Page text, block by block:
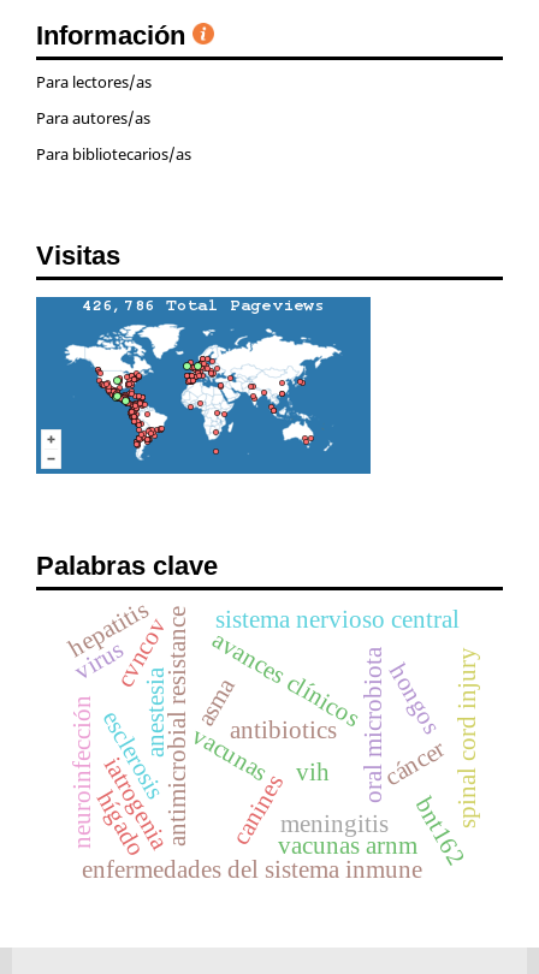
Información
Para lectores/as
Para autores/as
Para bibliotecarios/as
Visitas
Palabras clave
antimicrobial resistance antibiotics oral microbiota
canines
cáncer
enfermedades del sistema inmune
vacunas vih
avances clínicos
esclerosis
sistema nervioso central
neuroinfección hongos
meningitis
anestesia
iatrogenia
asma spinal cord injury
vacunas arnm
cvncov
bnt162
hepatitis
virus
hígado